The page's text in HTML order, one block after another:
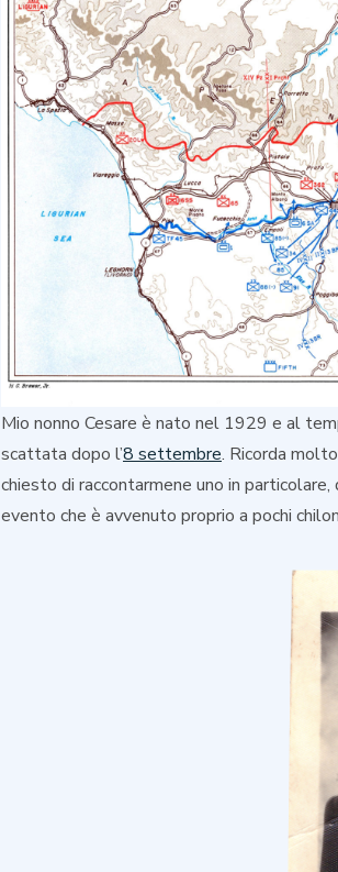
Mio nonno Cesare è nato nel 1929 e al
scattata dopo l’8 settembre. Ricorda
chiesto di raccontarmene uno in
evento che è avvenuto proprio a pochi